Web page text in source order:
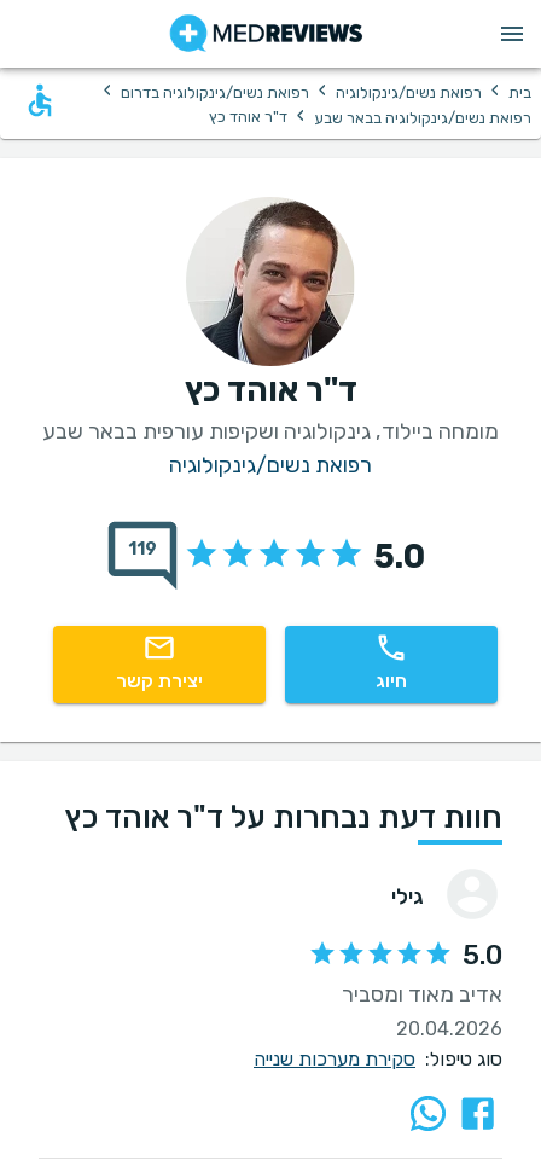
בית › רפואת נשים/גינקולוגיה › רפואת נשים/גינקולוגיה בדרום ›
רפואת נשים/גינקולוגיה בבאר שבע › ד"ר אוהד כץ
ד"ר אוהד כץ
מומחה ביילוד, גינקולוגיה ושקיפות עורפית בבאר שבע
רפואת נשים/גינקולוגיה
5.0
119
חיוג יצירת קשר
חוות דעת נבחרות על ד"ר אוהד כץ
גילי
5.0
אדיב מאוד ומסביר
20.04.2026
סוג טיפול: סקירת מערכות שנייה